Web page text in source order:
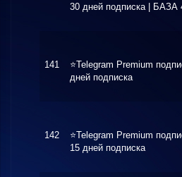
30 дней подписка | БАЗА
141
⭐️Telegram Premium
дней подписка
142
⭐️Telegram Premium
15 дней подписка